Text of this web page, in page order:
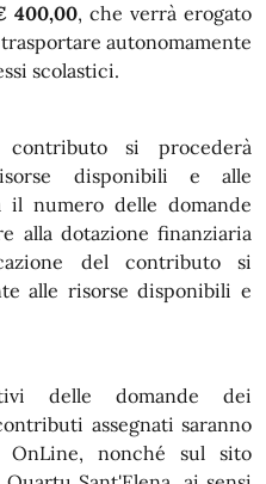
400,00, che verrà erogato
autonomamente
scolastici.
contributo si procederà
disponibili e alle
il numero delle domande
alla dotazione finanziaria
del contributo si
alle risorse disponibili e
delle domande dei
assegnati saranno
OnLine, nonché sul sito